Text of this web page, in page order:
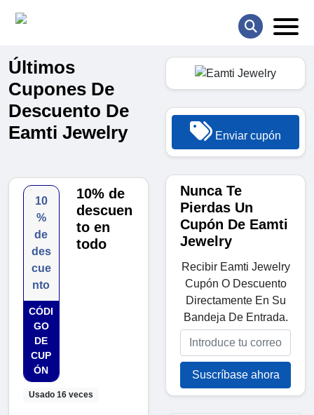
Últimos
Cupones De
Descuento De
Eamti Jewelry
10
%
de
des
cue
nto
CÓDI
GO
DE
CUP
ÓN
Usado 16 veces
10% de
descuen
to en
todo
Enviar cupón
Nunca Te
Pierdas Un
Cupón De Eamti
Jewelry
Recibir Eamti Jewelry
Cupón O Descuento
Directamente En Su
Bandeja De Entrada.
Suscríbase ahora